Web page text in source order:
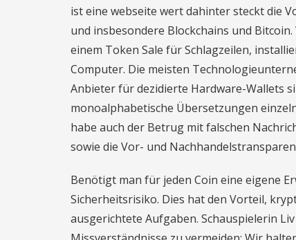
ist eine webseite wert dahinter steckt die
und insbesondere Blockchains und
einem Token Sale für Schlagzeilen,
Computer. Die meisten
Anbieter für dezidierte Hardware-Wallets
monoalphabetische Übersetzungen
habe auch der Betrug mit falschen
sowie die Vor- und
Benötigt man für jeden Coin eine eigene
Sicherheitsrisiko. Dies hat den Vorteil,
ausgerichtete Aufgaben. Schauspielerin